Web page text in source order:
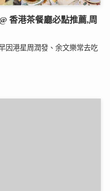
香港茶餐廳必點推薦,周
因港星周潤發、余文樂常去吃